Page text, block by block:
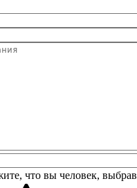
что вы человек, выбрав